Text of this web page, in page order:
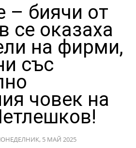
– биячи от
се оказаха
на фирми,
със
човек на
5 МАЙ 2025